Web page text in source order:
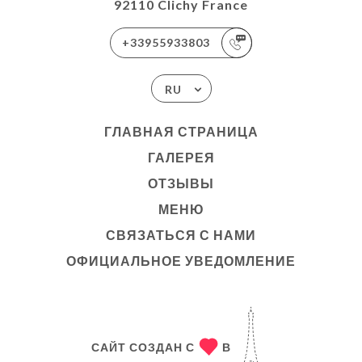
92110 Clichy France
+33955933803
RU
ГЛАВНАЯ СТРАНИЦА
ГАЛЕРЕЯ
ОТЗЫВЫ
МЕНЮ
СВЯЗАТЬСЯ С НАМИ
ОФИЦИАЛЬНОЕ УВЕДОМЛЕНИЕ
САЙТ СОЗДАН С В